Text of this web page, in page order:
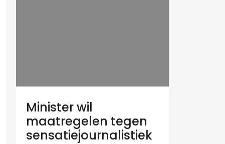
Minister wil
maatregelen tegen
sensatiejournalistiek